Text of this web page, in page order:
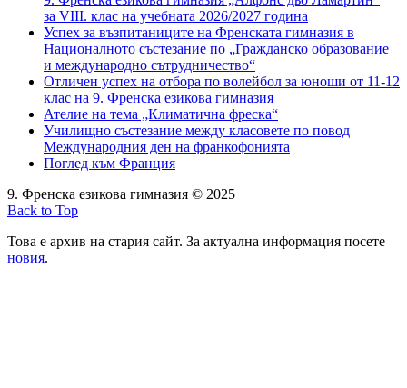
за VIII. клас на учебната 2026/2027 година
Успех за възпитаниците на Френската гимназия в
Националното състезание по „Гражданско образование
и международно сътрудничество“
Отличен успех на отбора по волейбол за юноши от 11-12
клас на 9. Френска езикова гимназия
Ателие на тема „Климатична фреска“
Училищно състезание между класовете по повод
Международния ден на франкофонията
Поглед към Франция
9. Френска езикова гимназия © 2025
Back to Top
Това е архив на стария сайт. За актуална информация посете
новия.